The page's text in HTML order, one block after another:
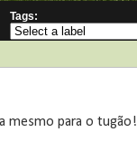
Tags:
mesmo para o tugão!